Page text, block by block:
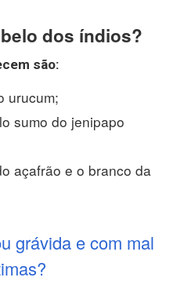
dos índios?
são:
urucum;
sumo do jenipapo
açafrão e o branco da
grávida e com mal